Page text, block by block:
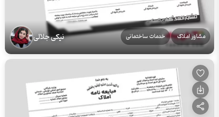
مشاور املاک خدمات ساختمانی نیکی جلالی